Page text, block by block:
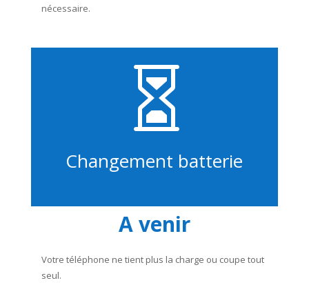
nécessaire.

Changement batterie
A venir
Votre téléphone ne tient plus la charge ou coupe tout
seul.